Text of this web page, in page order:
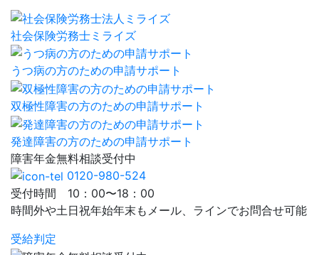
社会保険労務士ミライズ
うつ病の方のための申請サポート
双極性障害の方のための申請サポート
発達障害の方のための申請サポート
障害年金無料相談受付中
0120-980-524
受付時間 10：00〜18：00
時間外や土日祝年始年末もメール、ラインでお問合せ可能
受給判定